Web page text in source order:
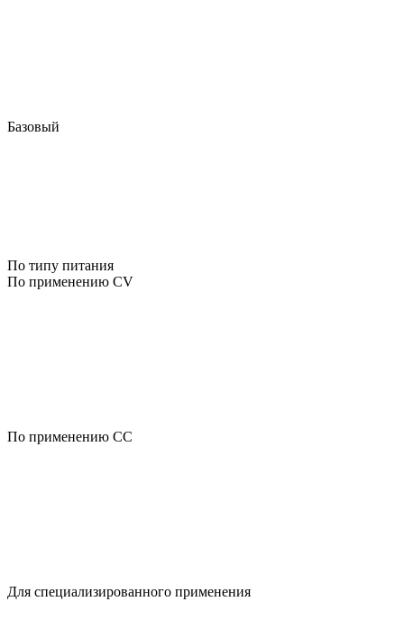
Базовый
По типу питания
По применению CV
По применению CC
Для специализированного применения